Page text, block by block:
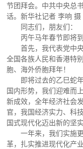
节团拜会。中共中央总
话。新华社记者 李响 摄
同志们，朋友们：
丙午马年春节即将
首先，我代表党中
全国各族人民和香港特
胞、海外侨胞拜年！
即将过去的乙巳蛇
国内形势，我们迎难而
新成效，全年经济社会
官，我国经济实力、科
国式现代化迈出新的坚
一年来，我们实施
革，扎实推进现代化产